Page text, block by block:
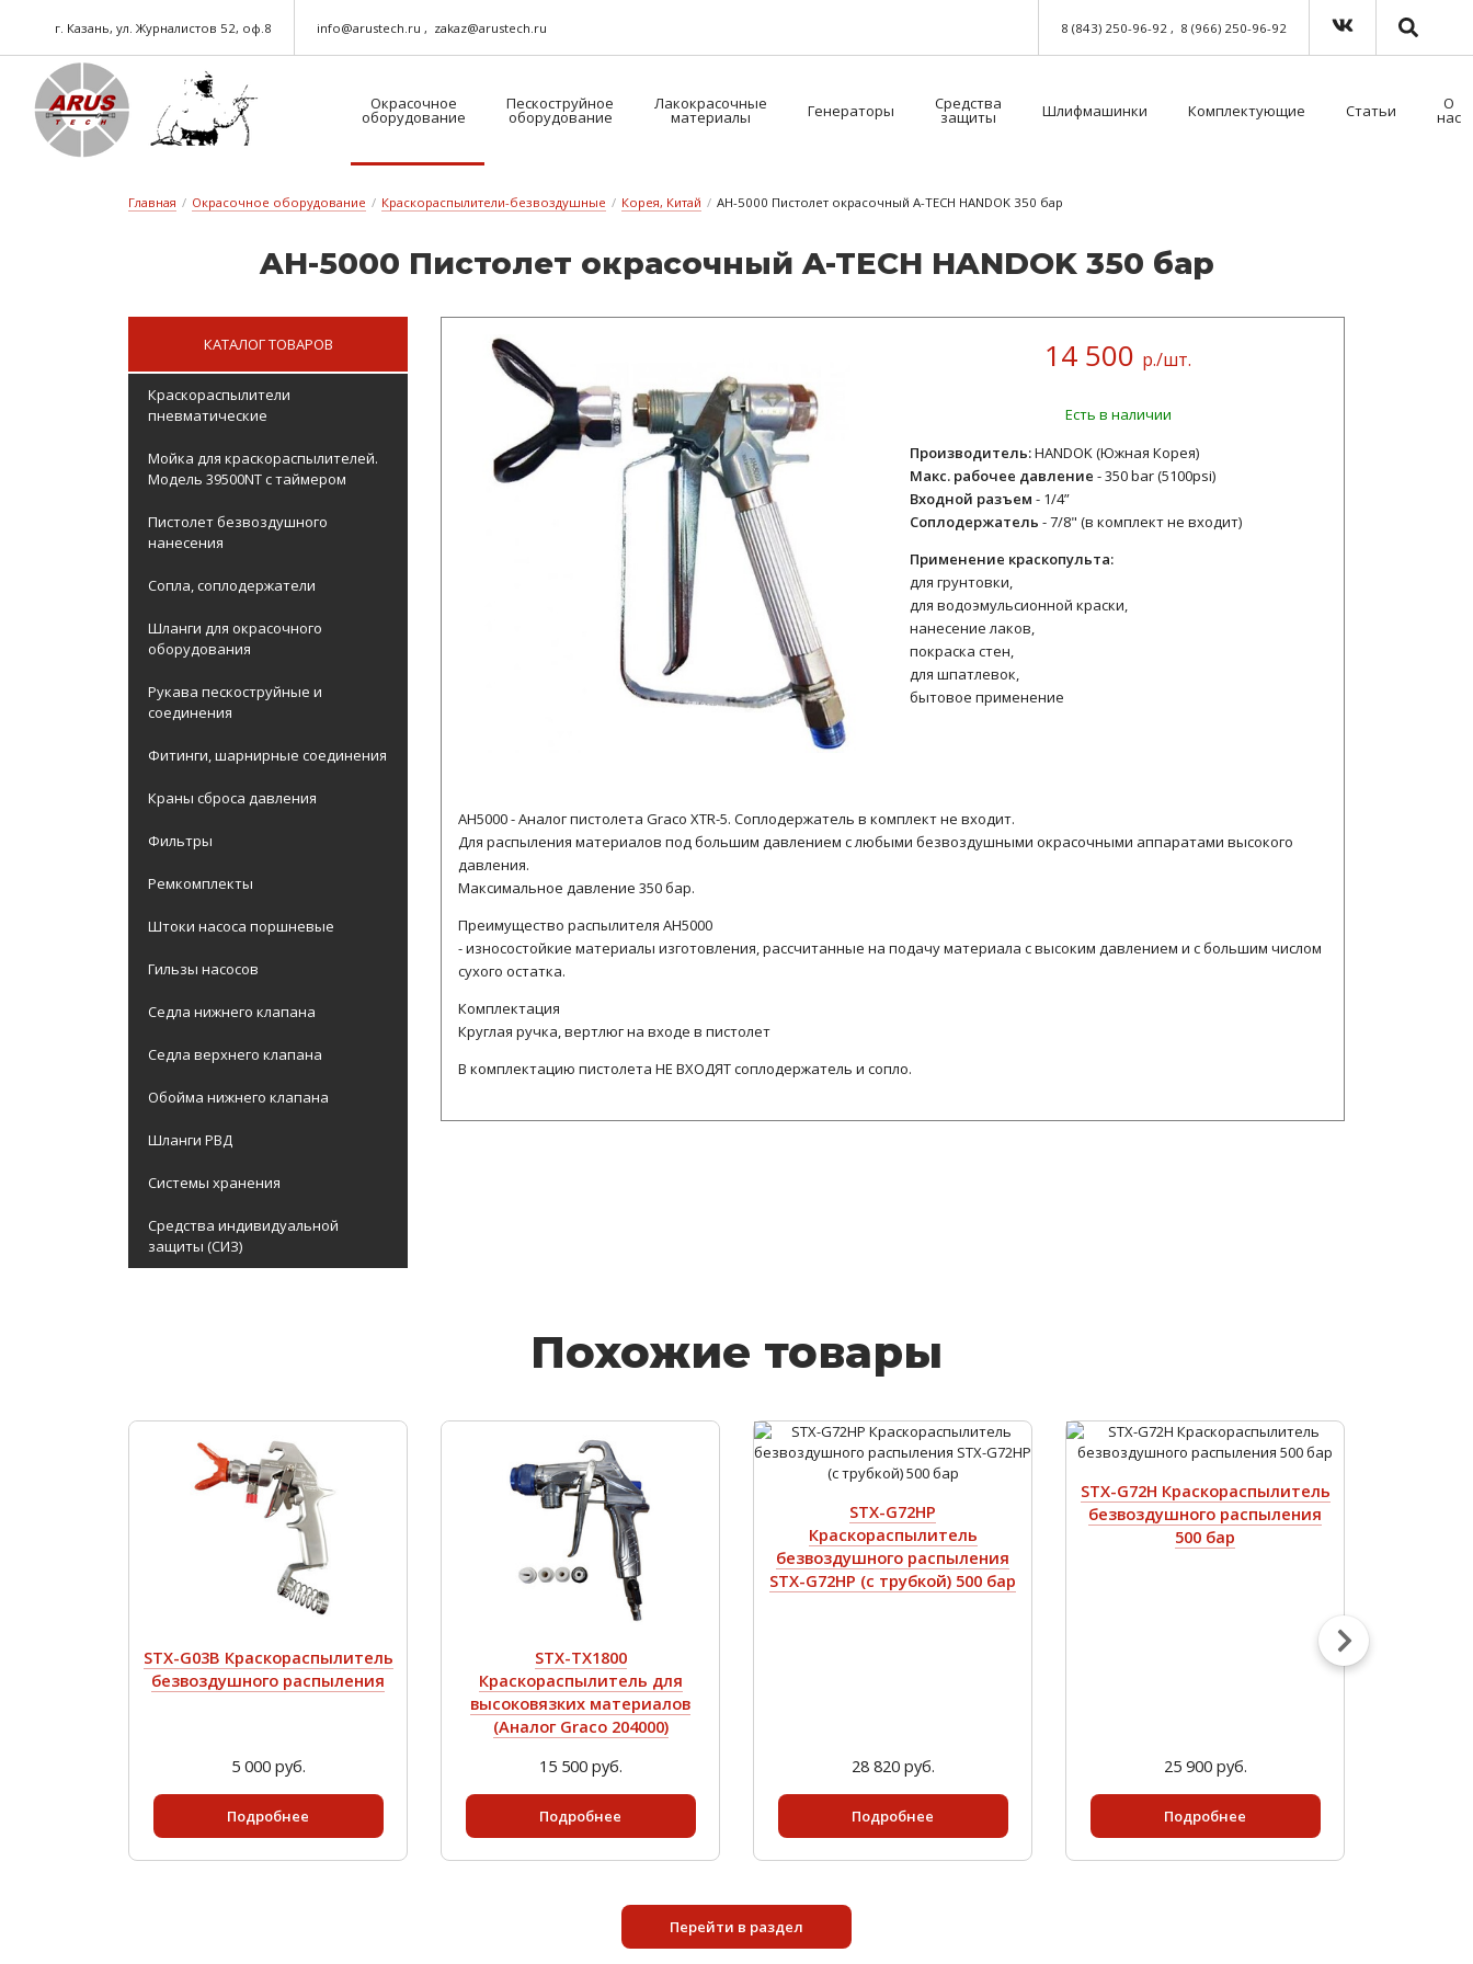
г. Казань, ул. Журналистов 52, оф.8 info@arustech.ru zakaz@arustech.ru 8 (843) 250-96-92 8 (966) 250-96-92
Окрасочное
оборудование
Пескоструйное
оборудование
Лакокрасочные
материалы Генераторы Средства
защиты Шлифмашинки Комплектующие Статьи О
нас
Главная / Окрасочное оборудование / Краскораспылители-безвоздушные / Корея, Китай / AH-5000 Пистолет окрасочный A-TECH HANDOK 350 бар
AH-5000 Пис­то­лет ок­ра­соч­ный A-TECH HANDOK 350 бар
КАТАЛОГ ТОВАРОВ
Краскораспылители
пневматические
Мойка для краскораспылителей.
Модель 39500NT с таймером
Пистолет безвоздушного
нанесения
Сопла, соплодержатели
Шланги для окрасочного
оборудования
Рукава пескоструйные и
соединения
Фитинги, шарнирные соединения
Краны сброса давления
Фильтры
Ремкомплекты
Штоки насоса поршневые
Гильзы насосов
Седла нижнего клапана
Седла верхнего клапана
Обойма нижнего клапана
Шланги РВД
Системы хранения
Средства индивидуальной
защиты (СИЗ)
14 500 р./шт.
Есть в наличии
Производитель:HANDOK (Южная Корея)
Макс. рабочее давление - 350 bar (5100psi)
Входной разъем - 1/4”
Соплодержатель - 7/8" (в комплект не входит)
Применение краскопульта:
для грунтовки,
для водоэмульсионной краски,
нанесение лаков,
покраска стен,
для шпатлевок,
бытовое применение
AH5000 - Аналог пистолета Graco XTR-5. Соплодержатель в комплект не входит.
Для распыления материалов под большим давлением с любыми безвоздушными окрасочными аппаратами высокого
давления.
Максимальное давление 350 бар.
Преимущество распылителя AH5000
- износостойкие материалы изготовления, рассчитанные на подачу материала с высоким давлением и с большим числом
сухого остатка.
Комплектация
Круглая ручка, вертлюг на входе в пистолет
В комплектацию пистолета НЕ ВХОДЯТ соплодержатель и сопло.
Похожие товары
STX-G03B Краскораспылитель
безвоздушного распыления
5 000 руб.
Подробнее
STX-TX1800
Краскораспылитель для
высоковязких материалов
(Аналог Graco 204000)
15 500 руб.
Подробнее
STX-G72HP
Краскораспылитель
безвоздушного распыления
STX-G72HP (с трубкой) 500 бар
28 820 руб.
Подробнее
STX-G72H Краскораспылитель
безвоздушного распыления
500 бар
25 900 руб.
Подробнее
Перейти в раздел